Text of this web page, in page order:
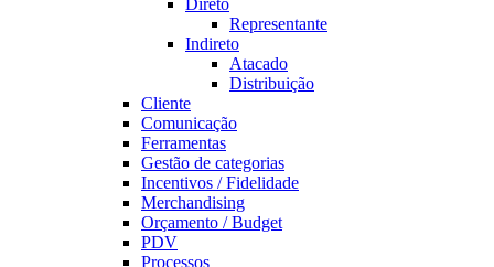
Direto
Representante
Indireto
Atacado
Distribuição
Cliente
Comunicação
Ferramentas
Gestão de categorias
Incentivos / Fidelidade
Merchandising
Orçamento / Budget
PDV
Processos